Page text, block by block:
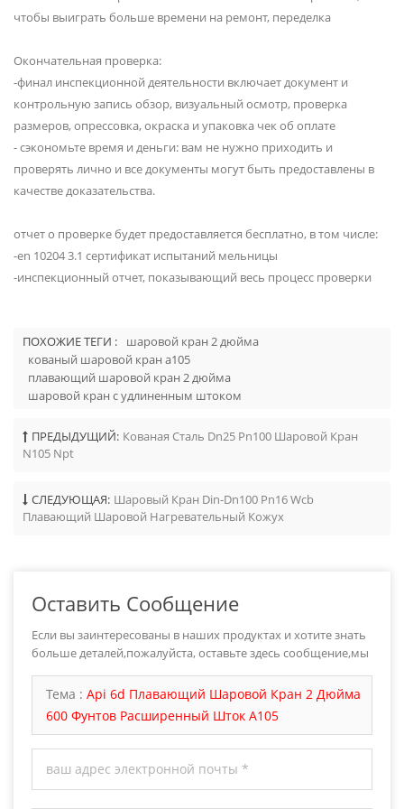
чтобы выиграть больше времени на ремонт, переделка
Окончательная проверка:
-финал инспекционной деятельности включает документ и
контрольную запись обзор, визуальный осмотр, проверка
размеров, опрессовка, окраска и упаковка чек об оплате
- сэкономьте время и деньги: вам не нужно приходить и
проверять лично и все документы могут быть предоставлены в
качестве доказательства.
отчет о проверке будет предоставляется бесплатно, в том числе:
-en 10204 3.1 сертификат испытаний мельницы
-инспекционный отчет, показывающий весь процесс проверки
ПОХОЖИЕ ТЕГИ :
шаровой кран 2 дюйма
кованый шаровой кран a105
плавающий шаровой кран 2 дюйма
шаровой кран с удлиненным штоком
ПРЕДЫДУЩИЙ: Кованая Сталь Dn25 Pn100 Шаровой Кран
N105 Npt
СЛЕДУЮЩАЯ: Шаровый Кран Din-Dn100 Pn16 Wcb
Плавающий Шаровой Нагревательный Кожух
Оставить Сообщение
Если вы заинтересованы в наших продуктах и хотите знать
больше деталей,пожалуйста, оставьте здесь сообщение,мы
Тема : Api 6d Плавающий Шаровой Кран 2 Дюйма
600 Фунтов Расширенный Шток A105